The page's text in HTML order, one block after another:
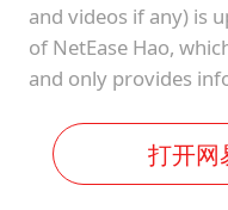
and videos if any) is
of NetEase Hao,
and only provides
打开网